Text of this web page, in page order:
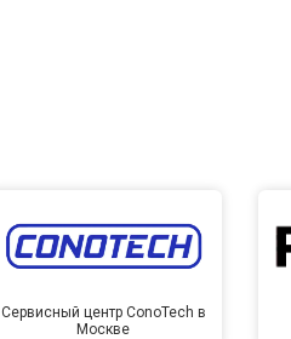
Сервисный центр ConoTech в
Москве